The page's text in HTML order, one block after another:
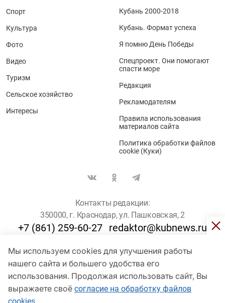
Мы используем cookies для улучшения работы
нашего сайта и большего удобства его
использования. Продолжая использовать сайт, Вы
выражаете своё согласие на обработку файлов
Спорт
Культура
Фото
Видео
Туризм
Сельское хозяйство
Интересы
Кубань 2000-2018
Кубань. Формат успеха
Я помню День Победы
Спецпроект. Они помогают
спасти море
Редакция
Рекламодателям
Правила использования
материалов сайта
Политика обработки файлов
cookie (Куки)
Контакты редакции:
350000, г. Краснодар, ул. Пашковская, 2
+7 (861) 259-60-27 redaktor@kubnews.ru
Для пользователей старше 16 лет
© Кубанские Новости, 2017
Сетевое издание «kubnews» зарегистрировано Федеральной
службой по надзору в сфере связи, информационных технологий